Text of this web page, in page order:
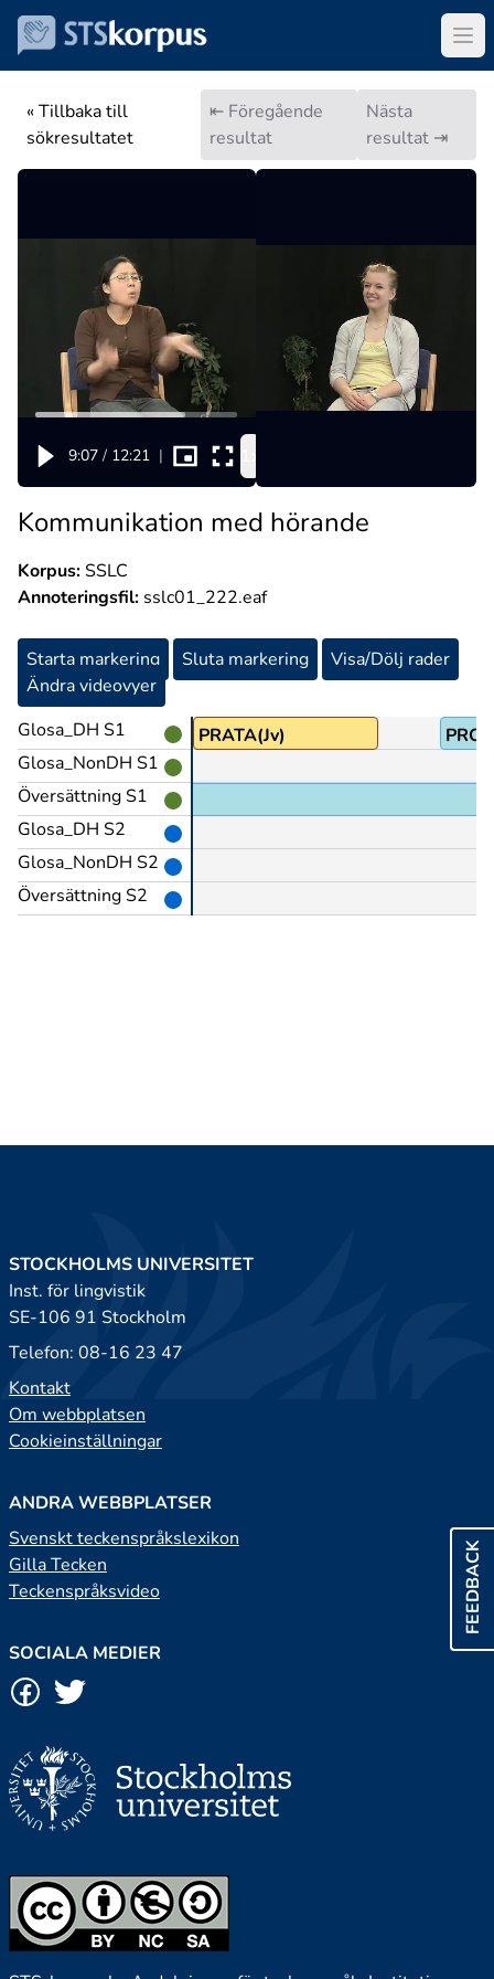
« Tillbaka till
sökresultatet
⇤ Föregående
resultat
Nästa
resultat ⇥
9:07 / 12:21 |
Kommunikation med hörande
Korpus:SSLC
Annoteringsfil: sslc01_222.eaf
Starta markering Sluta markering
Visa/Dölj rader
Ändra videovyer
Glosa_DH S1
Glosa_NonDH S1
Översättning S1
Glosa_DH S2
Glosa_NonDH S2
Översättning S2
ÄNDÅ PRATA(Jv) PRO1
FEEDBACK
STOCKHOLMS UNIVERSITET
Inst. för lingvistik
SE-106 91 Stockholm
Telefon: 08-16 23 47
Kontakt
Om webbplatsen
Cookieinställningar
ANDRA WEBBPLATSER
Svenskt teckenspråkslexikon
Gilla Tecken
Teckenspråksvideo
SOCIALA MEDIER